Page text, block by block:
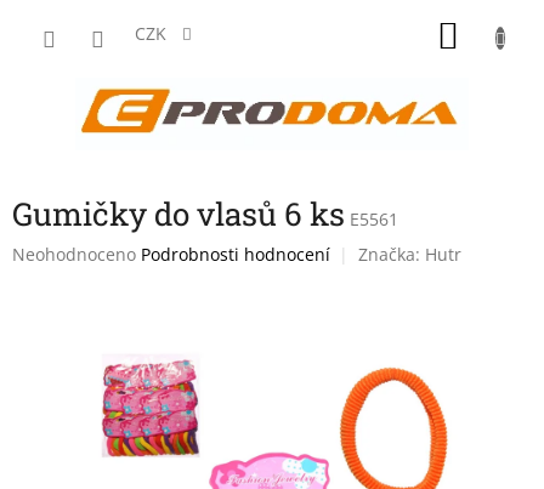
CZK
Gumičky do vlasů 6 ks E5561
Průměrné
Neohodnoceno Podrobnosti hodnocení Značka: Hutr